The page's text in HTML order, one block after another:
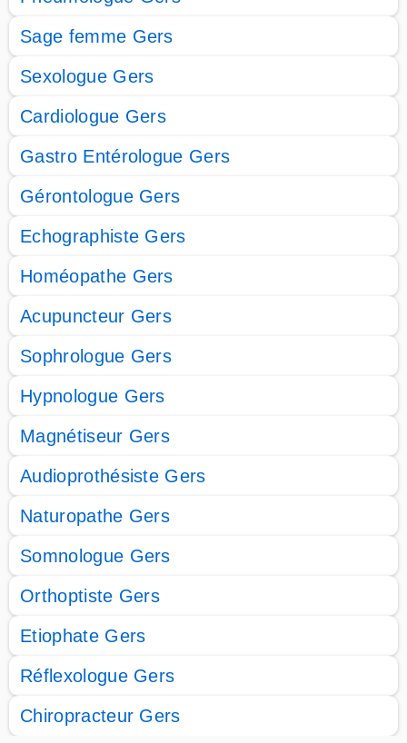
Sage femme Gers
Sexologue Gers
Cardiologue Gers
Gastro Entérologue Gers
Gérontologue Gers
Echographiste Gers
Homéopathe Gers
Acupuncteur Gers
Sophrologue Gers
Hypnologue Gers
Magnétiseur Gers
Audioprothésiste Gers
Naturopathe Gers
Somnologue Gers
Orthoptiste Gers
Etiophate Gers
Réflexologue Gers
Chiropracteur Gers